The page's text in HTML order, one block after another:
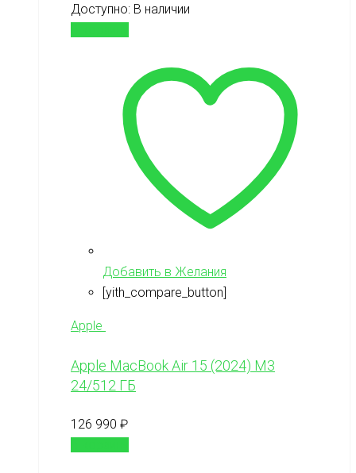
Доступно: В наличии
Добавить в Желания
[yith_compare_button]
Apple
Apple MacBook Air 15 (2024) M3
24/512 ГБ
126 990 ₽